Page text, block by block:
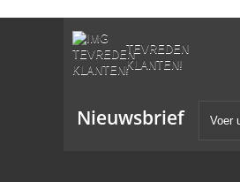
TEVREDEN
KLANTEN!
Nieuwsbrief